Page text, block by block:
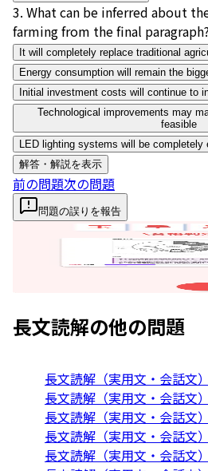
3. What can be inferred about
farming from the final
It will completely replace traditional
Energy consumption will remain the
Initial investment costs will continue to
Technological improvements may
feasible
LED lighting systems will be completely
解答・解説を表示
前の問題次の問題
問題の誤りを報告
長文読解の他の問題
長文読解（実用文・会話文
長文読解（実用文・会話文
長文読解（実用文・会話文
長文読解（実用文・会話文
長文読解（実用文・会話文